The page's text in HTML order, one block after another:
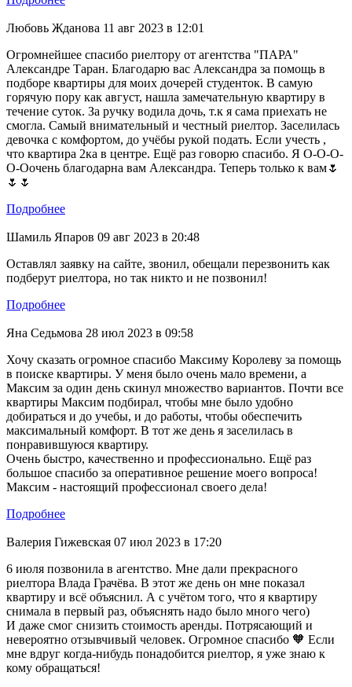
Любовь Жданова 11 авг 2023 в 12:01
Огромнейшее спасибо риелтору от агентства "ПАРА"
Александре Таран. Благодарю вас Александра за помощь в
подборе квартиры для моих дочерей студенток. В самую
горячую пору как август, нашла замечательную квартиру в
течение суток. За ручку водила дочь, т.к я сама приехать не
смогла. Самый внимательный и честный риелтор. Заселилась
девочка с комфортом, до учёбы рукой подать. Если учесть ,
что квартира 2ка в центре. Ещё раз говорю спасибо. Я О-О-О-
О-Оочень благодарна вам Александра. Теперь только к вам🌷
🌷🌷
Подробнее
Шамиль Япаров 09 авг 2023 в 20:48
Оставлял заявку на сайте, звонил, обещали перезвонить как
подберут риелтора, но так никто и не позвонил!
Подробнее
Яна Седьмова 28 июл 2023 в 09:58
Хочу сказать огромное спасибо Максиму Королеву за помощь
в поиске квартиры. У меня было очень мало времени, а
Максим за один день скинул множество вариантов. Почти все
квартиры Максим подбирал, чтобы мне было удобно
добираться и до учебы, и до работы, чтобы обеспечить
максимальный комфорт. В тот же день я заселилась в
понравившуюся квартиру.
Очень быстро, качественно и профессионально. Ещё раз
большое спасибо за оперативное решение моего вопроса!
Максим - настоящий профессионал своего дела!
Подробнее
Валерия Гижевская 07 июл 2023 в 17:20
6 июля позвонила в агентство. Мне дали прекрасного
риелтора Влада Грачёва. В этот же день он мне показал
квартиру и всё объяснил. А с учётом того, что я квартиру
снимала в первый раз, объяснять надо было много чего)
И даже смог снизить стоимость аренды. Потрясающий и
невероятно отзывчивый человек. Огромное спасибо 🧡 Если
мне вдруг когда-нибудь понадобится риелтор, я уже знаю к
кому обращаться!